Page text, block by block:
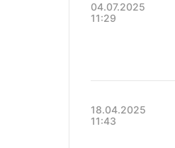
04.07.2025
11:29
18.04.2025
11:43